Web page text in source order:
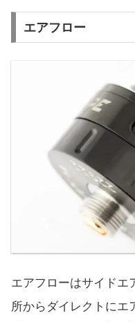
エアフロー
エアフローはサイドエ
所からダイレクトにエ